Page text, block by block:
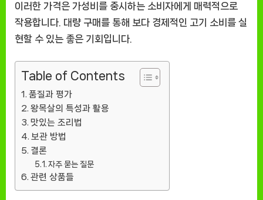
이러한 가격은 가성비를 중시하는 소비자에게 매력적으로
작용합니다. 대량 구매를 통해 보다 경제적인 고기 소비를 실
현할 수 있는 좋은 기회입니다.
Table of Contents
품질과 평가
왕목살의 특성과 활용
맛있는 조리법
보관 방법
결론
자주 묻는 질문
관련 상품들